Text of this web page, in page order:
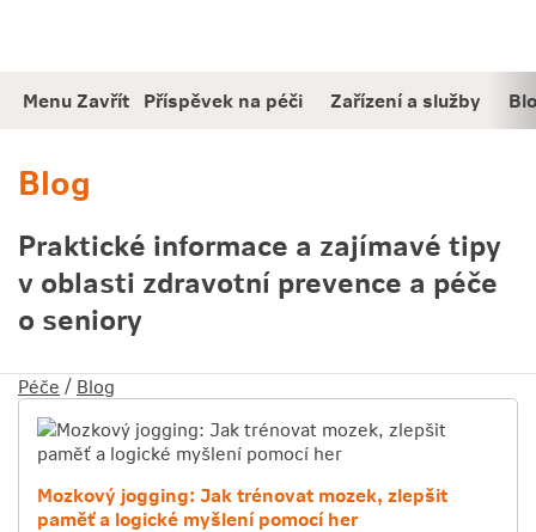
MenuZavřít Příspěvek na péči Zařízení a služby
Blog
Praktické informace a zajímavé tipy
v oblasti zdravotní prevence a péče
o seniory
Péče / Blog
Mozkový jogging: Jak trénovat mozek, zlepšit
paměť a logické myšlení pomocí her